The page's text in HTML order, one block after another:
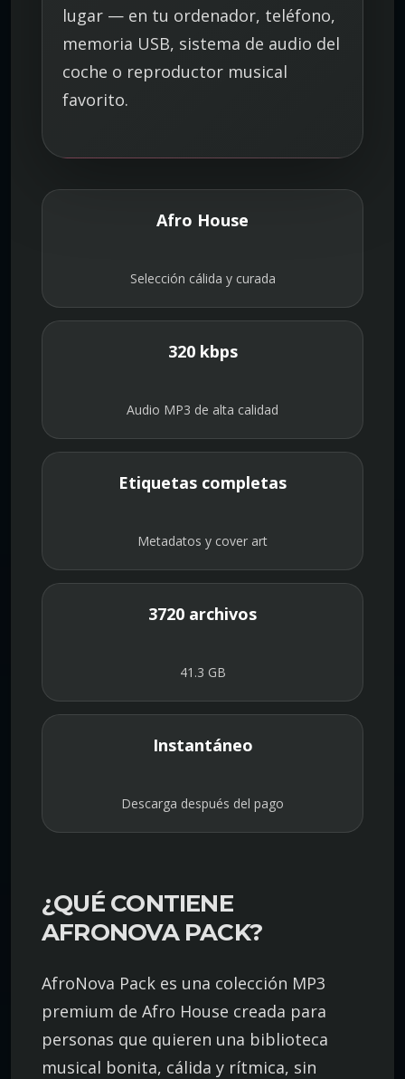
lugar — en tu ordenador, teléfono,
memoria USB, sistema de audio del
coche o reproductor musical
favorito.
Afro House
Selección cálida y curada
320 kbps
Audio MP3 de alta calidad
Etiquetas completas
Metadatos y cover art
3720 archivos
41.3 GB
Instantáneo
Descarga después del pago
¿QUÉ CONTIENE
AFRONOVA PACK?
AfroNova Pack es una colección MP3
premium de Afro House creada para
personas que quieren una biblioteca
musical bonita, cálida y rítmica, sin